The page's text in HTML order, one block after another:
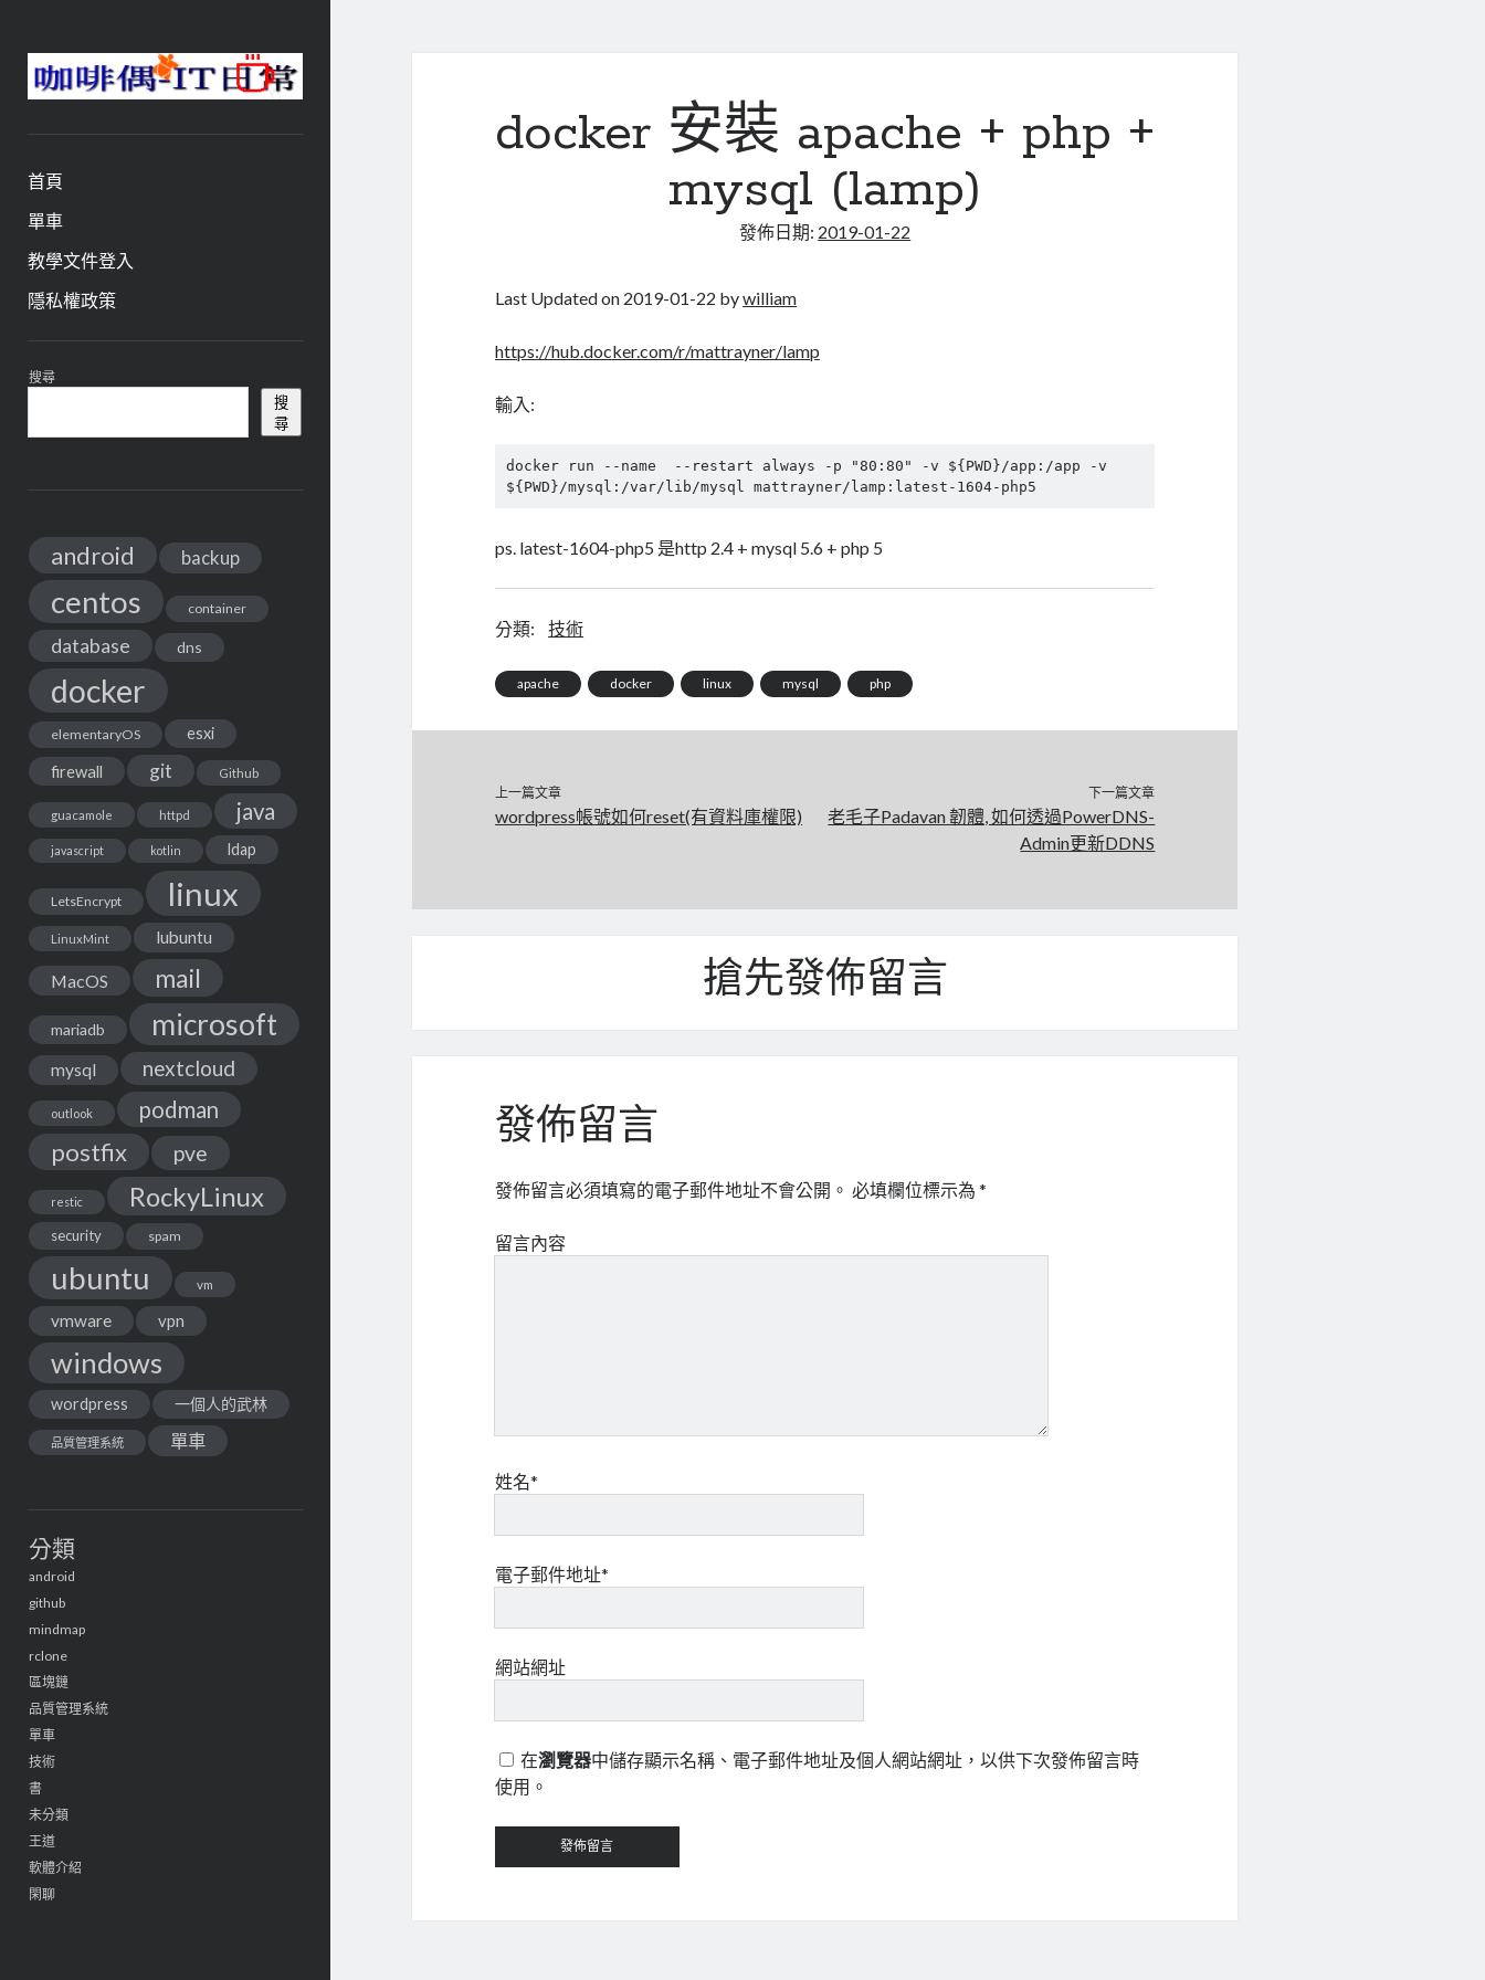
咖
啡
與
IT
日
常
首頁
單車
教學文件登入
隱私權政策
資
訊
欄
搜尋
搜
尋
android backup
centos container
database dns
docker
elementaryOS esxi
firewall git Github
guacamole httpd java
javascript kotlin ldap
LetsEncrypt linux
LinuxMint lubuntu
MacOS mail
mariadb microsoft
mysql nextcloud
outlook podman
postfix pve
restic RockyLinux
security spam
ubuntu vm
vmware vpn
windows
wordpress 一個人的武林
品質管理系統 單車
分類
android
github
mindmap
rclone
區塊鏈
品質管理系統
單車
技術
書
未分類
王道
軟體介紹
閑聊
docker 安裝 apache + php +
mysql (lamp)
發佈日期: 2019-01-22
Last Updated on 2019-01-22 bywilliam
https://hub.docker.com/r/mattrayner/lamp
輸入:
docker run --name
--restart always -p "80:80" -v ${PWD}/app:/app -v
ps. latest-1604-php5 是http 2.4 + mysql 5.6 + php 5
分類: 技術
apache docker linux mysql php
上一篇文章
wordpress帳號如何reset(有資料庫權限)
下一篇文章
老毛子Padavan 韌體, 如何透過PowerDNS-
Admin更新DDNS
搶先發佈留言
發佈留言
發佈留言必須填寫的電子郵件地址不會公開。 必填欄位標示為*
留言內容
姓名*
電子郵件地址*
網站網址
在瀏覽器中儲存顯示名稱、電子郵件地址及個人網站網址，以供下次發佈留言時
使用。